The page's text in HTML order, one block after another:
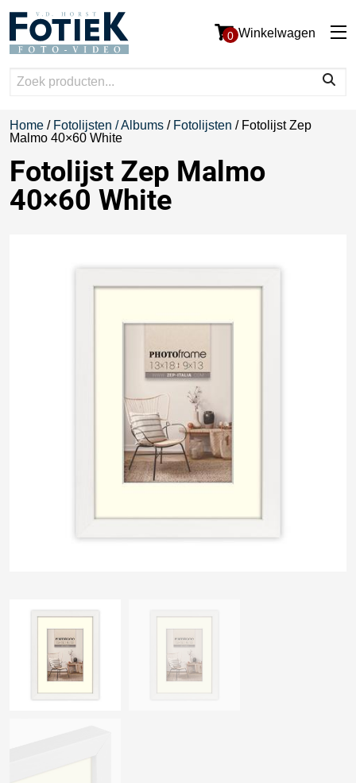
0 Winkelwagen
Home / Fotolijsten / Albums / Fotolijsten / Fotolijst Zep
Malmo 40×60 White
Fotolijst Zep Malmo
40×60 White